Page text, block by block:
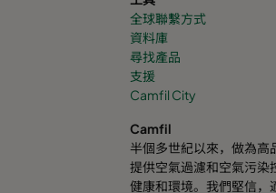
全球聯繫方式
資料庫
尋找產品
支援
Camfil City
Camfil
半個多世紀以來，做為
提供空氣過濾和空氣污染
健康和環境。我們堅信，